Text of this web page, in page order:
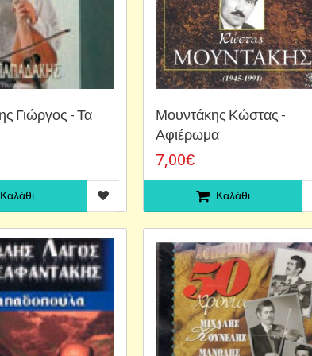
Γιώργος - Τα
Καλάθι
Μουντάκης Κώστας -
Αφιέρωμα
7,00€
Καλάθι